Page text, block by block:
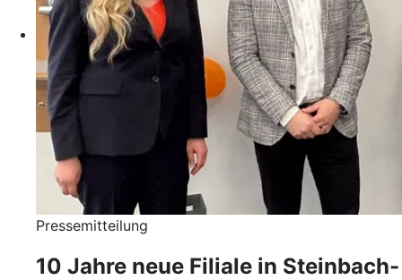
Pressemitteilung
10 Jahre neue Filiale in Steinbach-